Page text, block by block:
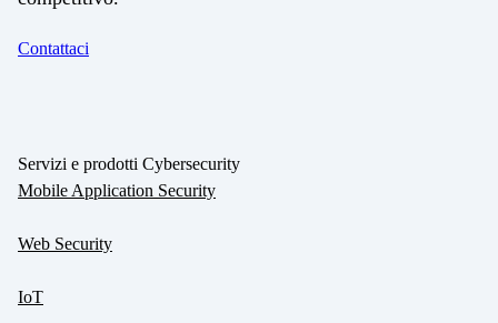
Contattaci
Servizi e prodotti Cybersecurity
Mobile Application Security
Web Security
IoT